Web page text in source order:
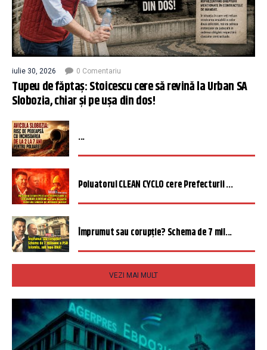
iulie 30, 2026 0 Comentariu
Tupeu de făptaș: Stoicescu cere să revină la Urban SA
Slobozia, chiar și pe ușa din dos!
...
Poluatorul CLEAN CYCLO cere Prefecturii ...
Împrumut sau corupție? Schema de 7 mil...
VEZI MAI MULT